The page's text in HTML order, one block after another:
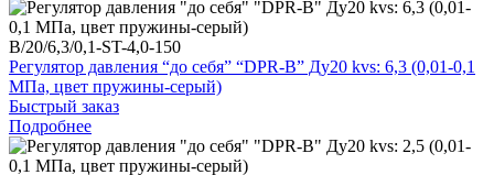
B/20/6,3/0,1-ST-4,0-150
Регулятор давления “до себя” “DPR-B” Ду20 kvs: 6,3 (0,01-0,1
МПа, цвет пружины-серый)
Быстрый заказ
Подробнее